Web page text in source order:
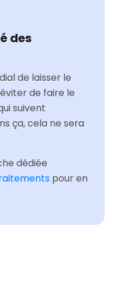
des
de laisser le
de faire le
suivent
ça, cela ne sera
dédiée
pour en